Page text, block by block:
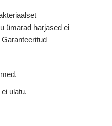
ümarad harjased ei
ulatu.